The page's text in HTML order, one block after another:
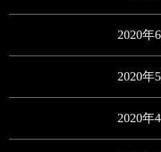
2020年
2020年
2020年